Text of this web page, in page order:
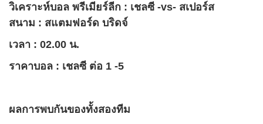
วิเคราะห์บอล พรีเมียร์ลีก : เชลซี -vs- สเปอร์ส
สนาม : สแตมฟอร์ด บริดจ์
เวลา : 02.00 น.
ราคาบอล : เชลซี ต่อ 1 -5
ผลการพบกันของทั้งสองทีม